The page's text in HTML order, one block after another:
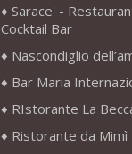
Sarace' -
Cocktail Bar
Nascondiglio
Bar Maria
RIstorante La
Ristorante da Mimì